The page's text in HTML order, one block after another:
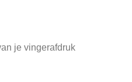
je vingerafdruk